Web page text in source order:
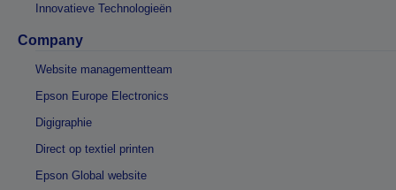
Innovatieve Technologieën
Company
Website managementteam
Epson Europe Electronics
Digigraphie
Direct op textiel printen
Epson Global website